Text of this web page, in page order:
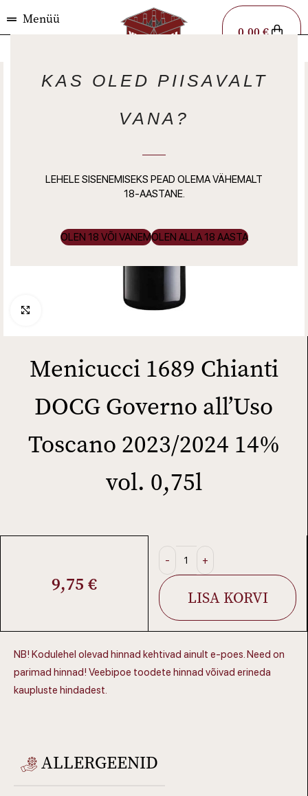
KAS OLED PIISAVALT
VANA?
LEHELE SISENEMISEKS PEAD OLEMA VÄHEMALT
18-AASTANE.
OLEN 18 VÕI VANEMOLEN ALLA 18 AASTA
Menüü
0,00€
Menicucci 1689 Chianti
DOCG Governo all’Uso
Toscano 2023/2024 14%
vol. 0,75l
9,75€
LISA KORVI
NB! Kodulehel olevad hinnad kehtivad ainult e-poes. Need on
parimad hinnad! Veebipoe toodete hinnad võivad erineda
kaupluste hindadest.
ALLERGEENID